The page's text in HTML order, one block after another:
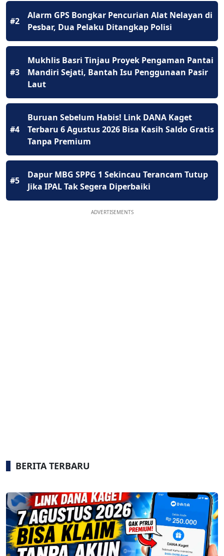
#2
Alarm GPS Bongkar Pencurian Alat Nelayan di
Pesbar, Dua Pelaku Ditangkap Polisi
#3
Mukhlis Basri Tinjau Proyek Pengaman Pantai
Mandiri Sejati, Bantah Isu Penggunaan Pasir
Laut
#4
Buruan Sebelum Habis! Link DANA Kaget
Terbaru 6 Agustus 2026 Bisa Kasih Saldo Gratis
Tanpa Premium
#5
Dapur MBG SPPG 1 Sekincau Terancam Tutup
Jika IPAL Tak Segera Diperbaiki
ADVERTISEMENTS
BERITA TERBARU